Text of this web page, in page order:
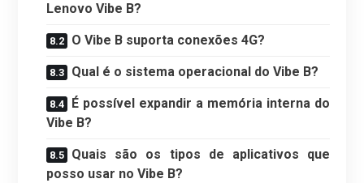
Lenovo Vibe B?
O Vibe B suporta conexões 4G?
Qual é o sistema operacional do Vibe B?
É possível expandir a memória interna do
Vibe B?
Quais são os tipos de aplicativos que
posso usar no Vibe B?